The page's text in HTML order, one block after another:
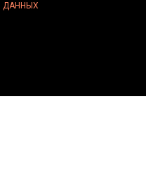
ДАННЫХ